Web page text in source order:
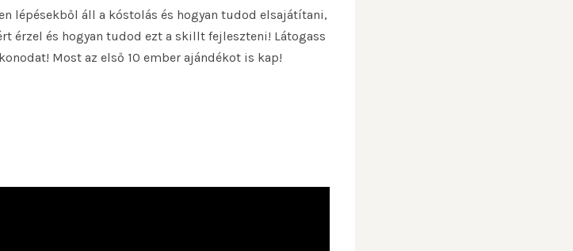
lépésekből áll a kóstolás és hogyan tudod elsajátítani,
érzel és hogyan tudod ezt a skillt fejleszteni! Látogass
Most az első 10 ember ajándékot is kap!